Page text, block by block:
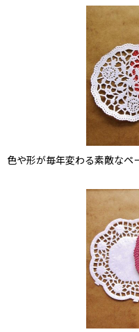
色や形が毎年変わる素敵なペ